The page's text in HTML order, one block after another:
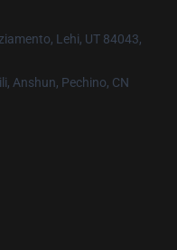
Lehi, UT 84043,
Anshun, Pechino, CN